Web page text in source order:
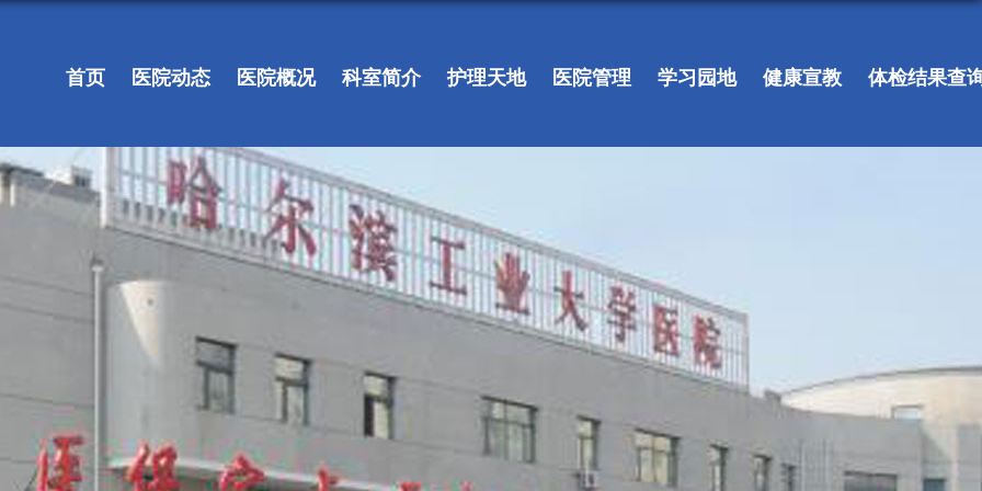
首页 医院动态 医院概况 科室简介 护理天地 医院管理 学习园地 健康宣教 体检结果查